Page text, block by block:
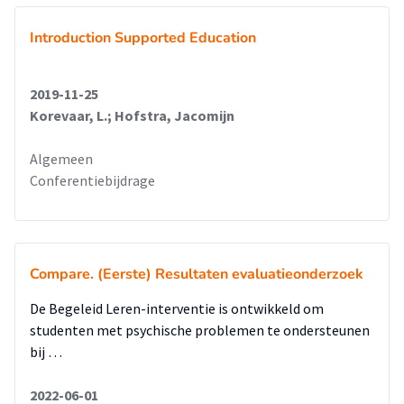
Introduction Supported Education
2019-11-25
Korevaar, L.; Hofstra, Jacomijn
Algemeen
Conferentiebijdrage
Compare. (Eerste) Resultaten evaluatieonderzoek
De Begeleid Leren-interventie is ontwikkeld om
studenten met psychische problemen te ondersteunen
bij …
2022-06-01